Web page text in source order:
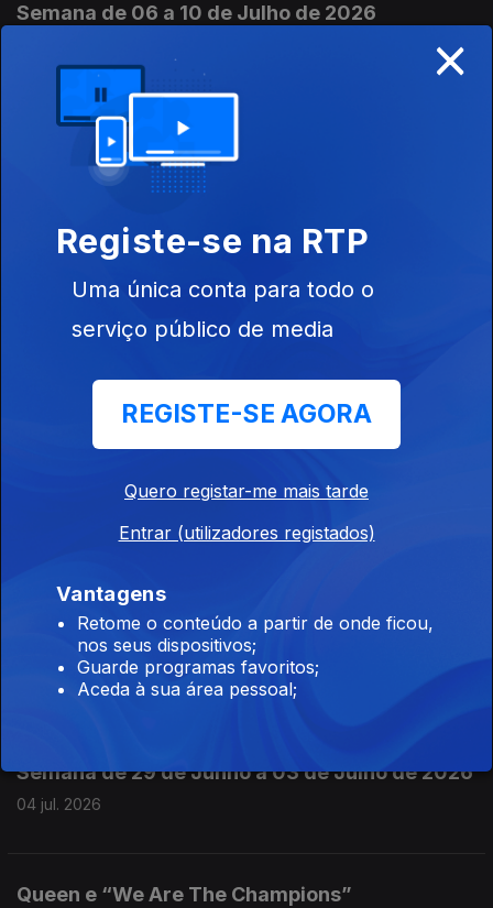
Semana de 06 a 10 de Julho de 2026
Pete Seeger e “Yankee Doodle”
10 jul. 2026
Ella Jenkins e “We Are Native American
Tribes/Sheenasha”
Johnny Cash e “Tennessee Stud”
Johnny Horton e “The Battle of New Orleans”
Jimmy Driftwood e “Peter Francisco”
06 jul. 2026
Semana de 29 de Junho a 03 de Julho de 2026
04 jul. 2026
Queen e “We Are The Champions”
×
Registe-se na RTP
Uma única conta para todo o
serviço público de media
REGISTE-SE AGORA
Quero registar-me mais tarde
Entrar (utilizadores registados)
Vantagens
Retome o conteúdo a partir de onde ficou,
nos seus dispositivos;
Guarde programas favoritos;
Aceda à sua área pessoal;